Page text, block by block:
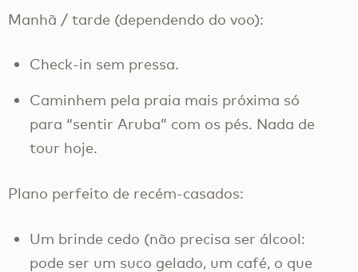
Manhã / tarde (dependendo do voo):
Check-in sem pressa.
Caminhem pela praia mais próxima só
para “sentir Aruba” com os pés. Nada de
tour hoje.
Plano perfeito de recém-casados:
Um brinde cedo (não precisa ser álcool:
pode ser um suco gelado, um café, o que